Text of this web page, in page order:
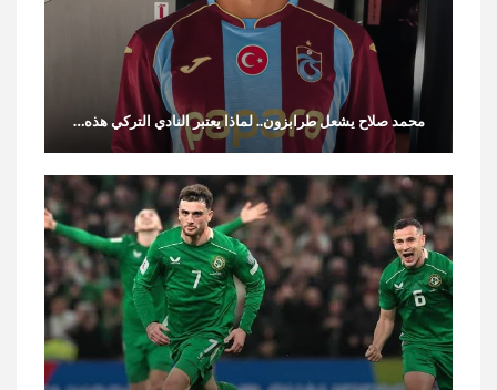
محمد صلاح يشعل طرابزون.. لماذا يعتبر النادي التركي هذه…